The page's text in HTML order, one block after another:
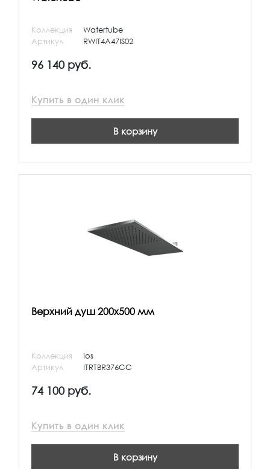
Коллекция
Watertube
Артикул
RWIT4A47IS02
96 140 руб.
Купить в один клик
В корзину
Верхний душ 200х500 мм
Коллекция
Ios
Артикул
ITRTBR376CC
74 100 руб.
Купить в один клик
В корзину